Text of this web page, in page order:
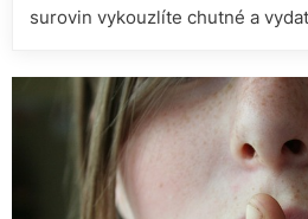
surovin vykouzlíte chutné a